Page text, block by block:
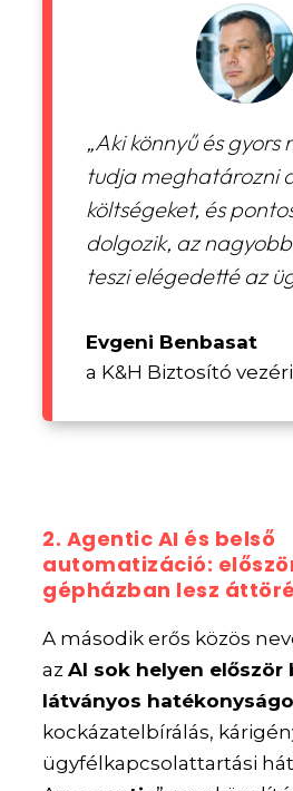
„Aki könnyű és gyors
tudja meghatározni
költségeket, és
dolgozik, az
teszi elégedetté az
Evgeni Benbasat
a K&H Biztosító
2. Agentic AI és belső
automatizáció:
gépházban lesz
A második erős közös
azAI sok helyen először
látványos
kockázatelbírálás,
ügyfélkapcsolattartási